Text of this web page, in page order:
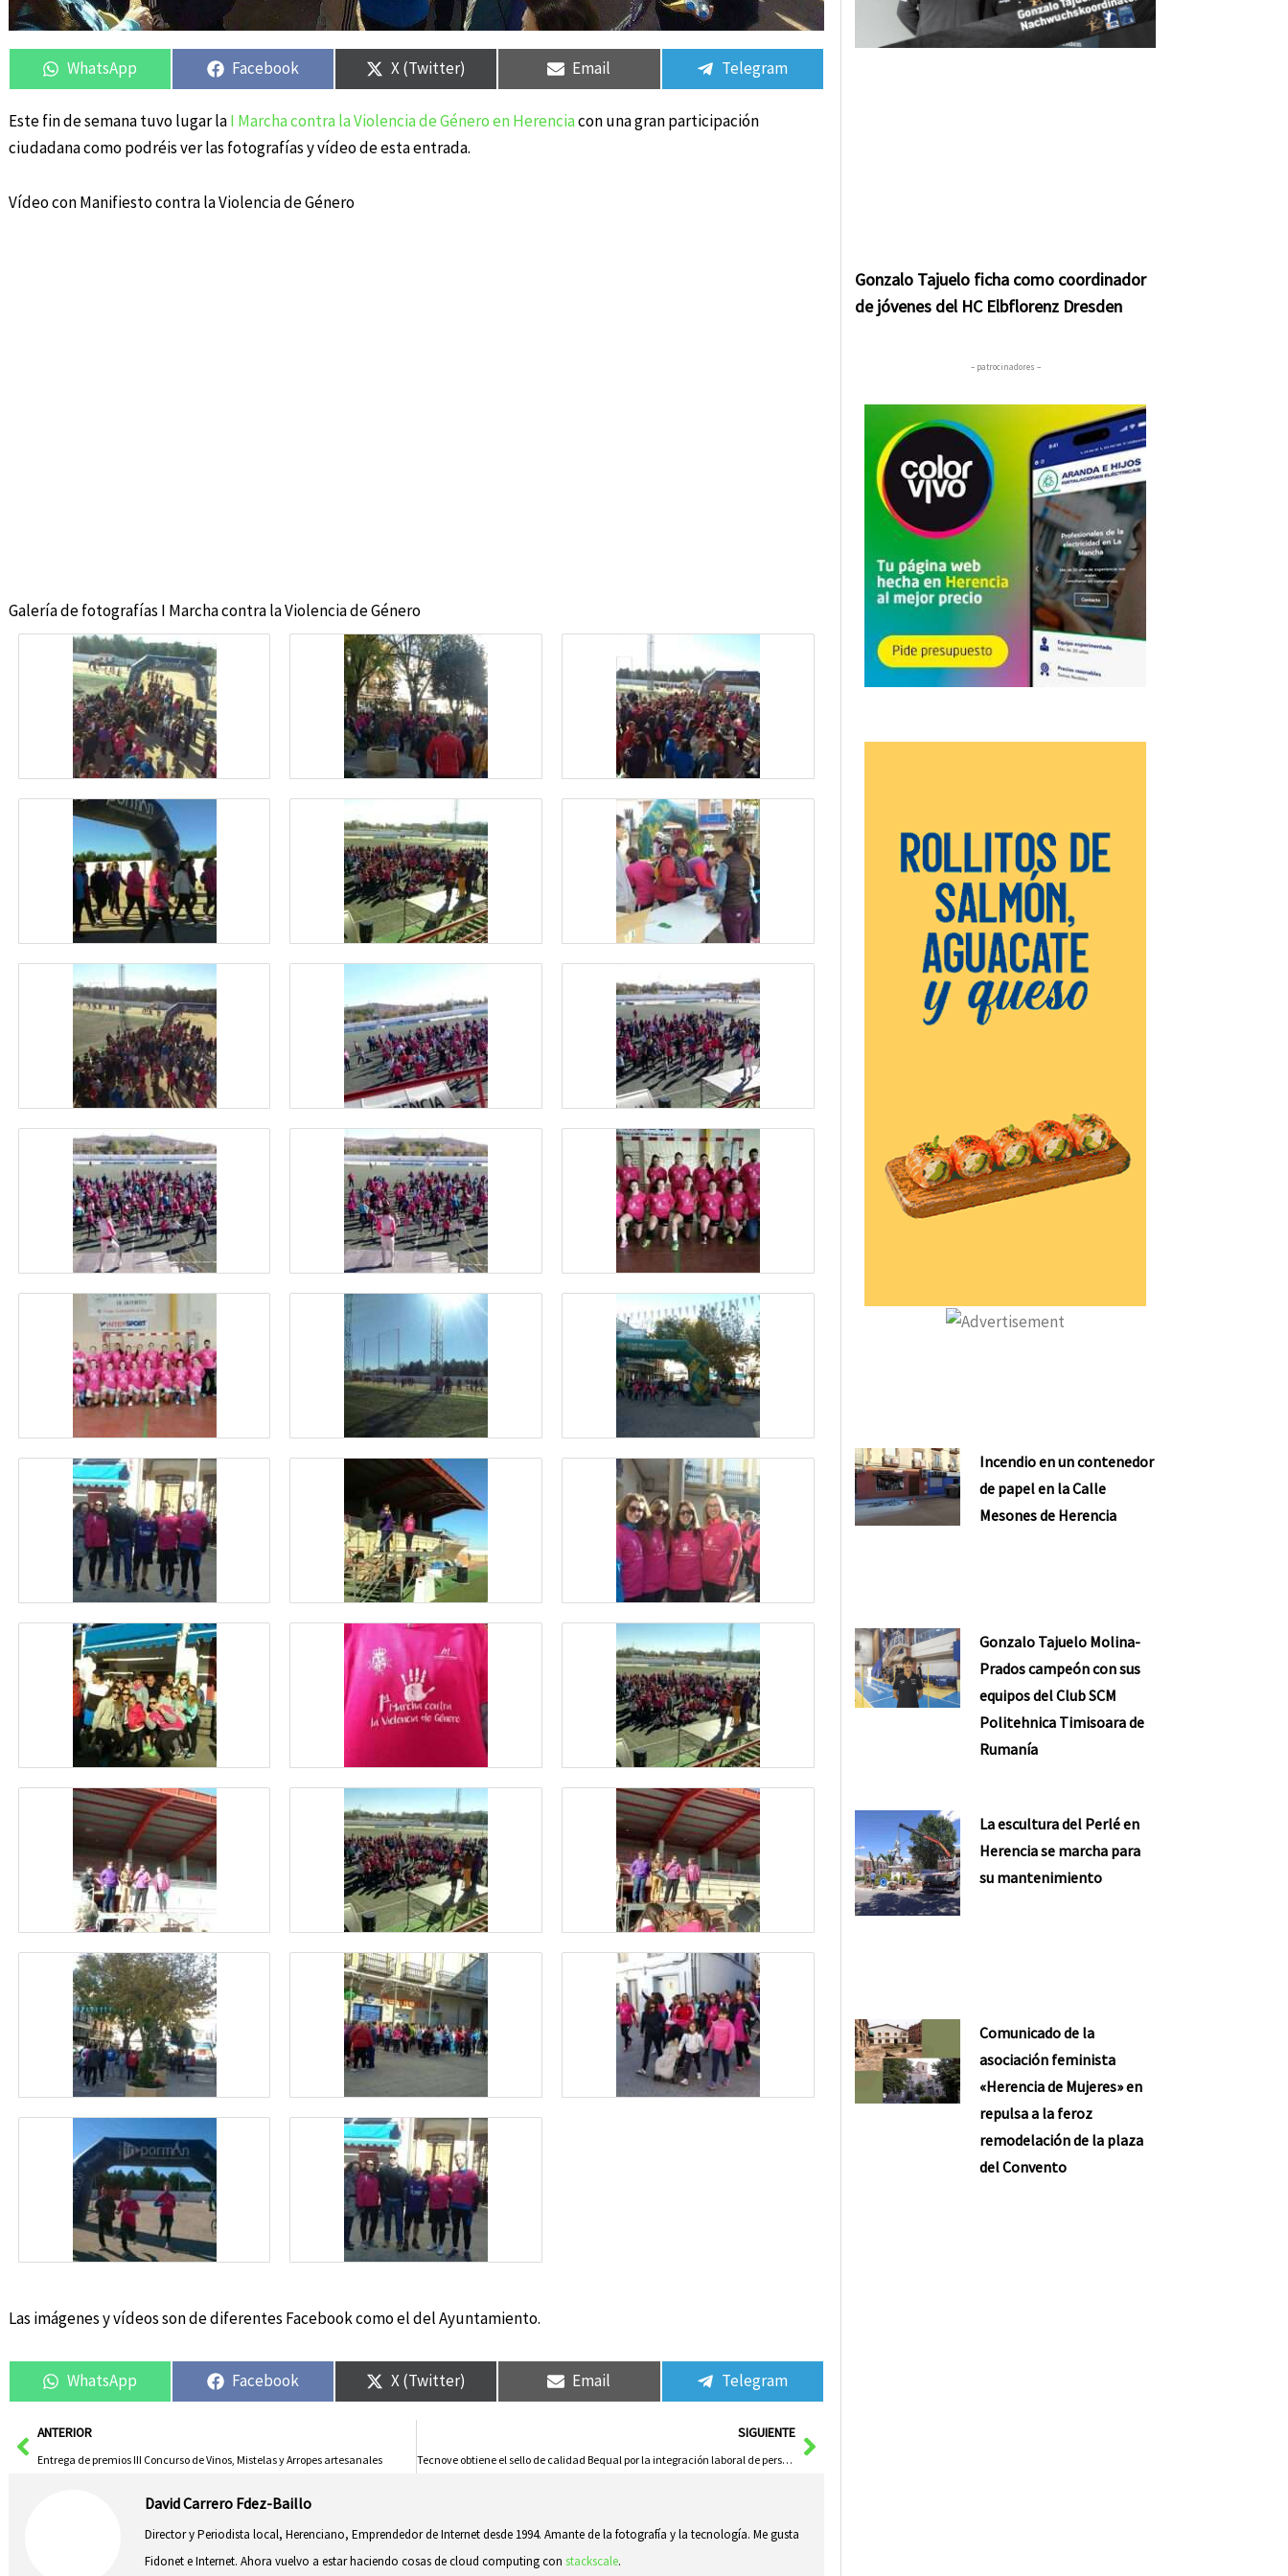
Compartir
en
WhatsApp
Compartir
en
Facebook
Compartir
en
X (Twitter)
Compartir
en
Email
Compartir
en
Telegram
Este fin de semana tuvo lugar laI Marcha contra la Violencia de Género en Herenciacon una gran participación
ciudadana como podréis ver las fotografías y vídeo de esta entrada.
Vídeo con Manifiesto contra la Violencia de Género
Galería de fotografías I Marcha contra la Violencia de Género
Las imágenes y vídeos son de diferentes Facebook como el del Ayuntamiento.
Compartir
en
WhatsApp
Compartir
en
Facebook
Compartir
en
X (Twitter)
Compartir
en
Email
Compartir
en
Telegram
AntANTERIOR
Entrega de premios III Concurso de Vinos, Mistelas y Arropes artesanales
SIGUIENTE
Tecnove obtiene el sello de calidad Bequal por la integración laboral de personas con discapacidad
Siguiente
David Carrero Fdez-Baillo
Director y Periodista local, Herenciano, Emprendedor de Internet desde 1994. Amante de la fotografía y la tecnología. Me gusta
Fidonet e Internet. Ahora vuelvo a estar haciendo cosas de cloud computing con stackscale.
Gonzalo Tajuelo ficha como coordinador
de jóvenes del HC Elbflorenz Dresden
– patrocinadores –
Incendio en un contenedor
de papel en la Calle
Mesones de Herencia
Gonzalo Tajuelo Molina-
Prados campeón con sus
equipos del Club SCM
Politehnica Timisoara de
Rumanía
La escultura del Perlé en
Herencia se marcha para
su mantenimiento
Comunicado de la
asociación feminista
«Herencia de Mujeres» en
repulsa a la feroz
remodelación de la plaza
del Convento